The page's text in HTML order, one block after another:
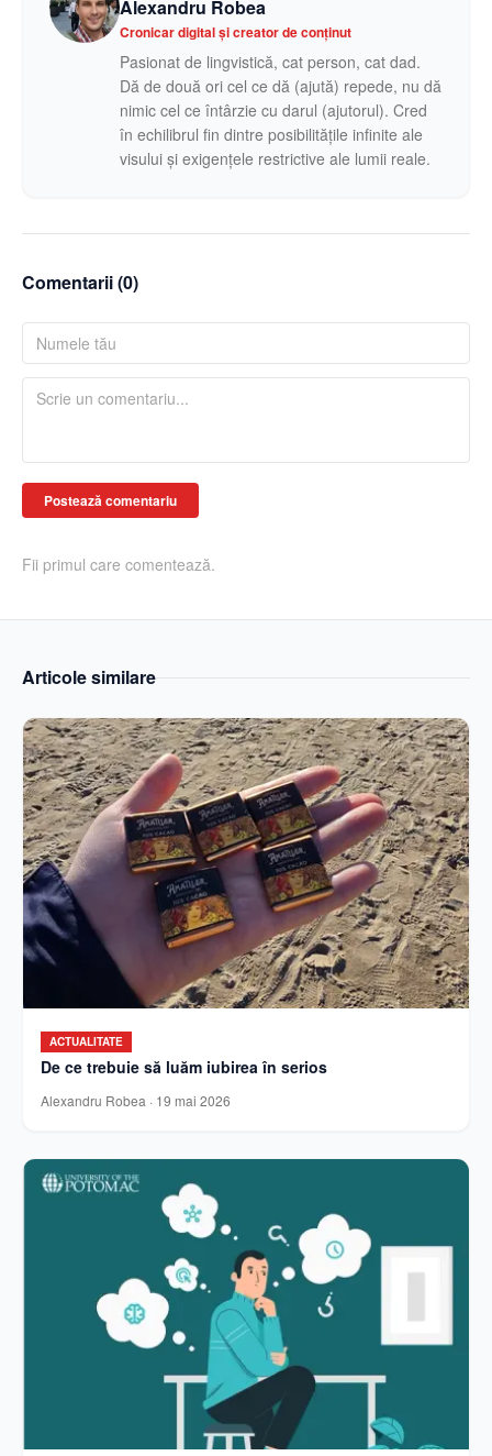
Alexandru Robea
Cronicar digital și creator de conținut
Pasionat de lingvistică, cat person, cat dad.
Dă de două ori cel ce dă (ajută) repede, nu dă
nimic cel ce întârzie cu darul (ajutorul). Cred
în echilibrul fin dintre posibilitățile infinite ale
visului și exigențele restrictive ale lumii reale.
Comentarii (0)
Postează comentariu
Fii primul care comentează.
Articole similare
ACTUALITATE
De ce trebuie să luăm iubirea în serios
Alexandru Robea · 19 mai 2026